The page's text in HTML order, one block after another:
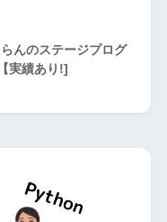
んのステージプログ
実績あり!]